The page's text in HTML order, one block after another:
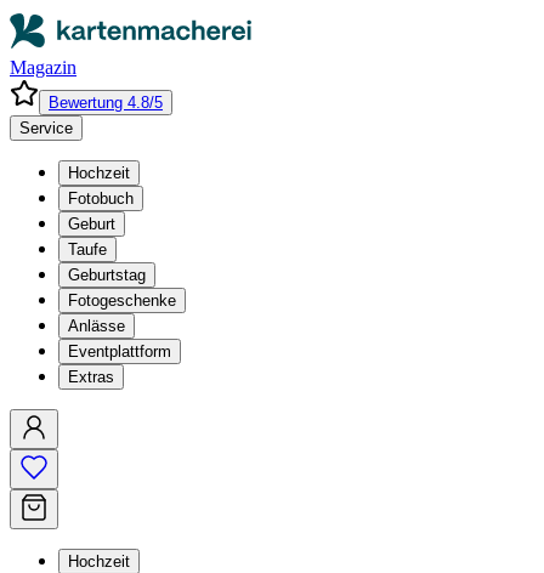
Magazin
Bewertung 4.8/5
Service
Hochzeit
Fotobuch
Geburt
Taufe
Geburtstag
Fotogeschenke
Anlässe
Eventplattform
Extras
Hochzeit